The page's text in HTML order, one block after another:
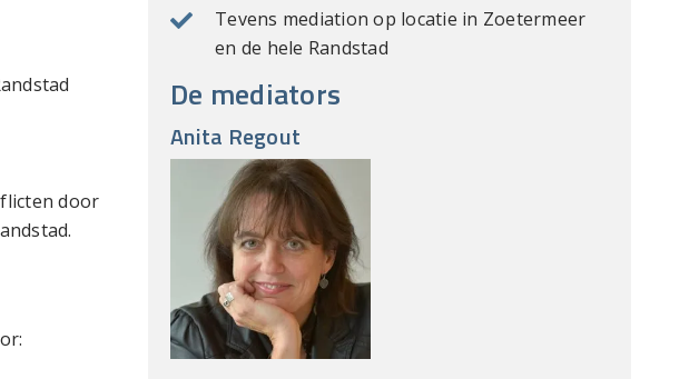
door
Tevens mediation op locatie in Zoetermeer
en de hele Randstad
De mediators
Anita Regout